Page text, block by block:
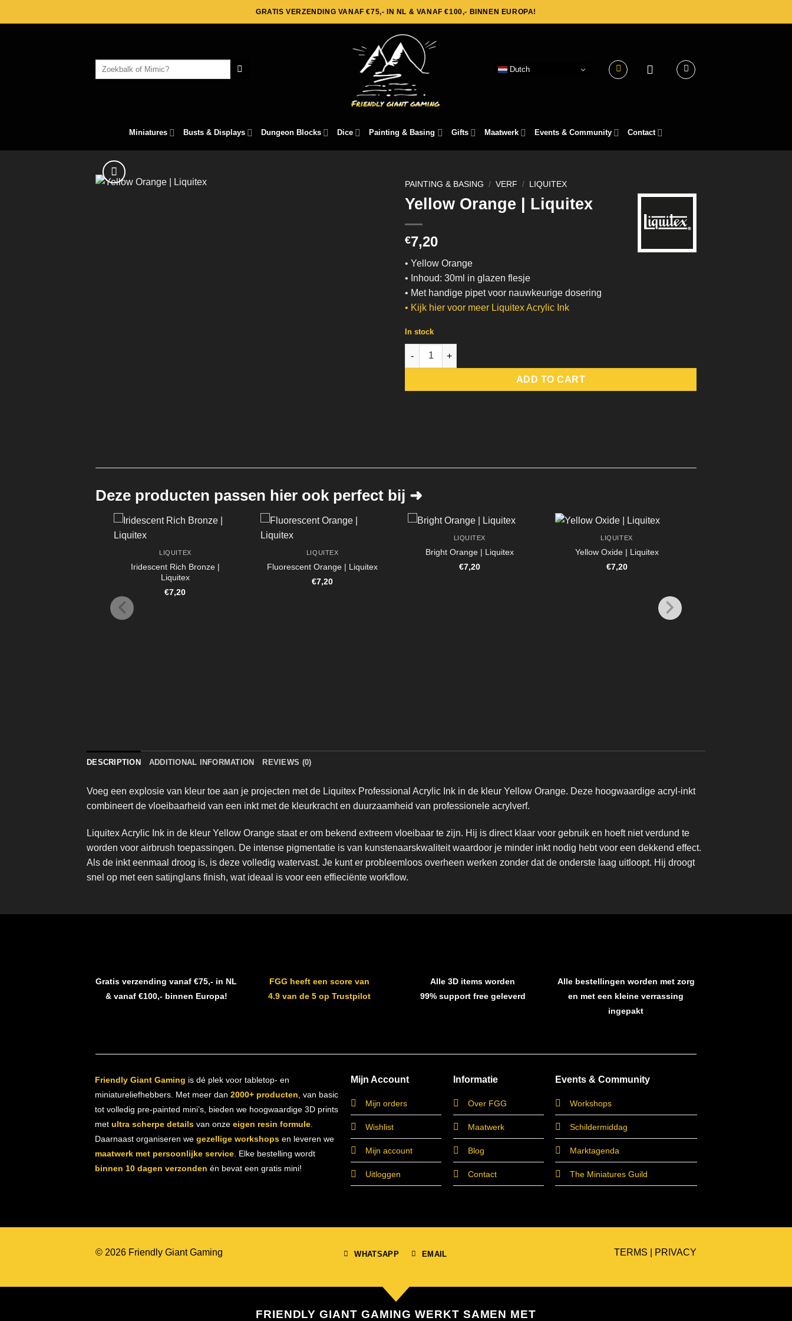
to
GRATIS VERZENDING VANAF €75,- IN NL & VANAF €100,- BINNEN EUROPA!
Search
Dutch
Miniatures Busts & Displays Dungeon Blocks Dice Painting & Basing Gifts Maatwerk Events & Community Contact
PAINTING & BASING / VERF / LIQUITEX
Yellow Orange | Liquitex
€7,20
• Yellow Orange
• Inhoud: 30ml in glazen flesje
• Met handige pipet voor nauwkeurige dosering
• Kijk hier voor meer Liquitex Acrylic Ink
In stock
Yellow Orange | Liquitex quantity
ADD TO CART
Deze producten passen hier ook perfect bij ➜
LIQUITEX
Iridescent Rich Bronze |
Liquitex
€7,20
LIQUITEX
Fluorescent Orange | Liquitex
€7,20
LIQUITEX
Bright Orange | Liquitex
€7,20
LIQUITEX
Yellow Oxide | Liquitex
€7,20
DESCRIPTION ADDITIONAL INFORMATION REVIEWS (0)
Voeg een explosie van kleur toe aan je projecten met de Liquitex Professional Acrylic Ink in de kleur Yellow Orange. Deze hoogwaardige acryl-inkt
combineert de vloeibaarheid van een inkt met de kleurkracht en duurzaamheid van professionele acrylverf.
Liquitex Acrylic Ink in de kleur Yellow Orange staat er om bekend extreem vloeibaar te zijn. Hij is direct klaar voor gebruik en hoeft niet verdund te
worden voor airbrush toepassingen. De intense pigmentatie is van kunstenaarskwaliteit waardoor je minder inkt nodig hebt voor een dekkend effect.
Als de inkt eenmaal droog is, is deze volledig watervast. Je kunt er probleemloos overheen werken zonder dat de onderste laag uitloopt. Hij droogt
snel op met een satijnglans finish, wat ideaal is voor een effieciënte workflow.
Gratis verzending vanaf €75,- in NL
& vanaf €100,- binnen Europa!
FGG heeft een score van
4.9 van de 5 op Trustpilot
Alle 3D items worden
99% support free geleverd
Alle bestellingen worden met zorg
en met een kleine verrassing
ingepakt
Friendly Giant Gaming is dé plek voor tabletop- en
miniatureliefhebbers. Met meer dan 2000+ producten , van basic
tot volledig pre-painted mini’s, bieden we hoogwaardige 3D prints
met ultra scherpe detailsvan onze eigen resin formule.
Daarnaast organiseren we gezellige workshopsen leveren we
maatwerk met persoonlijke service. Elke bestelling wordt
binnen 10 dagen verzonden én bevat een gratis mini!
Mijn Account
Mijn orders
Wishlist
Mijn account
Uitloggen
Informatie
Over FGG
Maatwerk
Blog
Contact
Events & Community
Workshops
Schildermiddag
Marktagenda
The Miniatures Guild
© 2026 Friendly Giant Gaming WHATSAPP EMAIL TERMS PRIVACY
FRIENDLY GIANT GAMING WERKT SAMEN MET